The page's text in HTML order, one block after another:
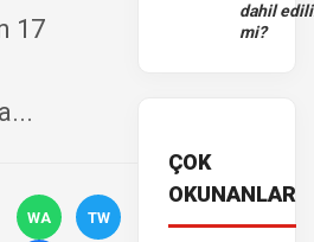
17
WA TW
dahil
mi?
ÇOK
OKUNANLAR